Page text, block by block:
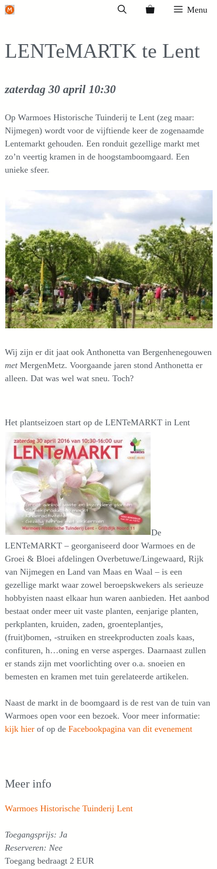
Ga
inhoud
Menu
LENTeMARTK te Lent
zaterdag 30 april 10:30
Op Warmoes Historische Tuinderij te Lent (zeg maar:
Nijmegen) wordt voor de vijftiende keer de zogenaamde
Lentemarkt gehouden. Een ronduit gezellige markt met
zo’n veertig kramen in de hoogstamboomgaard. Een
unieke sfeer.
Wij zijn er dit jaat ook Anthonetta van Bergenhenegouwen
metMergenMetz. Voorgaande jaren stond Anthonetta er
alleen. Dat was wel wat sneu. Toch?
Het plantseizoen start op de LENTeMARKT in Lent
De
LENTeMARKT – georganiseerd door Warmoes en de
Groei & Bloei afdelingen Overbetuwe/Lingewaard, Rijk
van Nijmegen en Land van Maas en Waal – is een
gezellige markt waar zowel beroepskwekers als serieuze
hobbyisten naast elkaar hun waren aanbieden. Het aanbod
bestaat onder meer uit vaste planten, eenjarige planten,
perkplanten, kruiden, zaden, groenteplantjes,
(fruit)bomen, -struiken en streekproducten zoals kaas,
confituren, h…oning en verse asperges. Daarnaast zullen
er stands zijn met voorlichting over o.a. snoeien en
bemesten en kramen met tuin gerelateerde artikelen.
Naast de markt in de boomgaard is de rest van de tuin van
Warmoes open voor een bezoek. Voor meer informatie:
kijk hier of op de Facebookpagina van dit evenement
Meer info
Warmoes Historische Tuinderij Lent
Toegangsprijs: Ja
Reserveren: Nee
Toegang bedraagt 2 EUR